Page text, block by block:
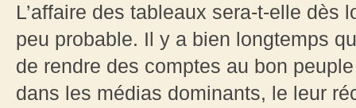
L’affaire des tableaux sera-t-elle dès
peu probable. Il y a bien longtemps
de rendre des comptes au bon
dans les médias dominants, le leur